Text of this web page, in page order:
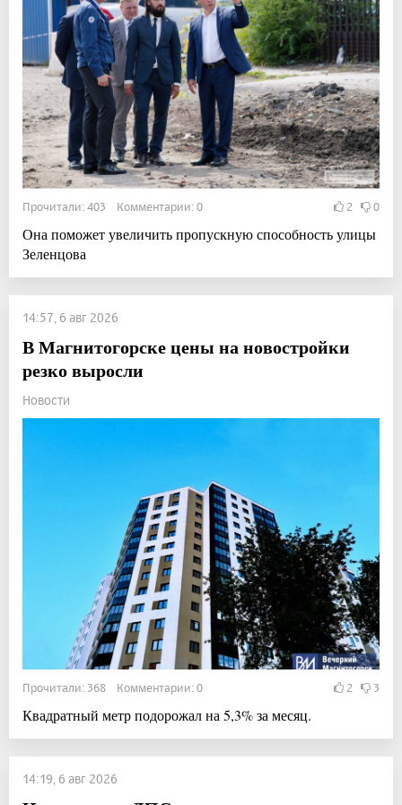
Прочитали: 403 Комментарии: 0 2 0
Она поможет увеличить пропускную способность улицы
Зеленцова
14:57, 6 авг 2026
В Магнитогорске цены на новостройки
резко выросли
Новости
Прочитали: 368 Комментарии: 0 2 3
Квадратный метр подорожал на 5,3% за месяц.
14:19, 6 авг 2026